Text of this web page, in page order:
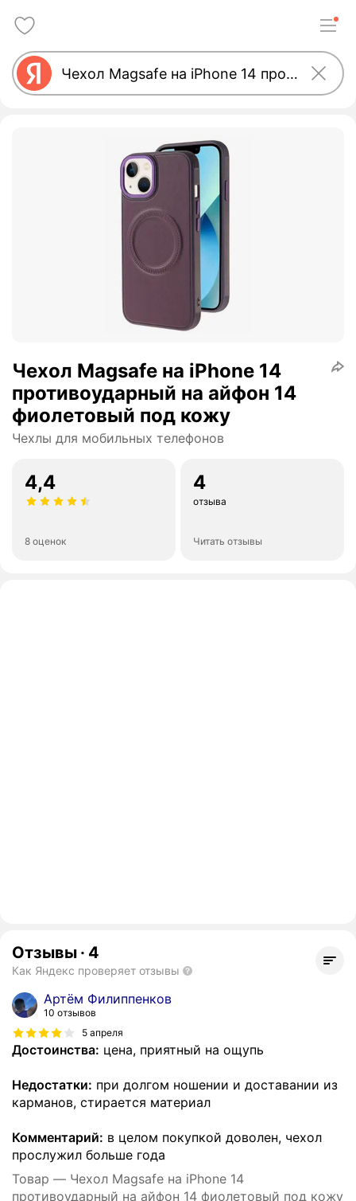
Чехол Magsafe на iPhone 14
противоударный на айфон 14
фиолетовый под кожу
Чехлы для мобильных телефонов
4,4
8 оценок
4
отзыва
Читать отзывы
Отзывы · 4
Как Яндекс проверяет отзывы
Артём Филиппенков
10 отзывов
5 апреля
Достоинства: цена, приятный на ощупь
Недостатки: при долгом ношении и доставании из
карманов, стирается материал
Комментарий: в целом покупкой доволен, чехол
прослужил больше года
Товар — Чехол Magsafe на iPhone 14
противоударный на айфон 14 фиолетовый под кожу